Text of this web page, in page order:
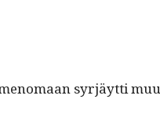
syr­jäyt­ti